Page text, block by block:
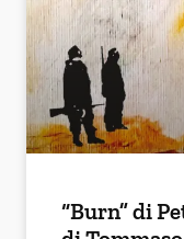
“Burn” di